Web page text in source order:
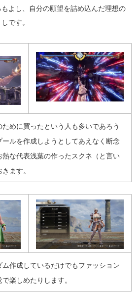
よし、自分の願望を詰め込んだ理想の
です。
めに買ったという人も多いであろう
ルを作成しようとしてあえなく断念
熱な代表浅葉の作ったスクネ（と言い
ます。
作成しているだけでもファッション
楽しめたりします。